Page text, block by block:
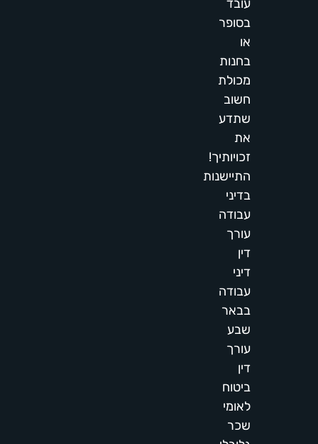
עובד
בסופר
או
בחנות
מכולת
חשוב
שתדע
את
זכויותיך!
התיישנות
בדיני
עבודה
עורך
דין
דיני
עבודה
בבאר
שבע
עורך
דין
ביטוח
לאומי
שכר